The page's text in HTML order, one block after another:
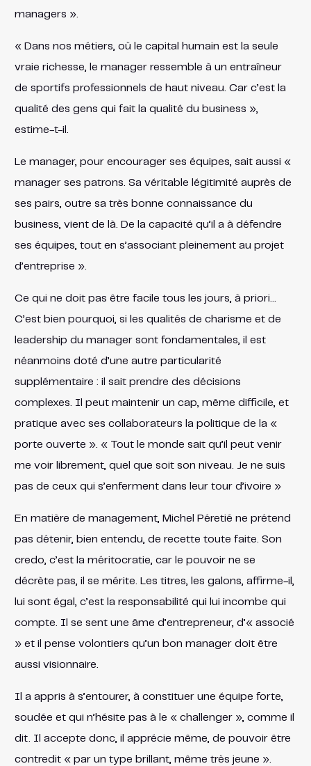
managers ».
« Dans nos métiers, où le capital humain est la seule
vraie richesse, le manager ressemble à un entraîneur
de sportifs professionnels de haut niveau. Car c’est la
qualité des gens qui fait la qualité du business »,
estime-t-il.
Le manager, pour encourager ses équipes, sait aussi «
manager ses patrons. Sa véritable légitimité auprès de
ses pairs, outre sa très bonne connaissance du
business, vient de là. De la capacité qu’il a à défendre
ses équipes, tout en s’associant pleinement au projet
d’entreprise ».
Ce qui ne doit pas être facile tous les jours, à priori…
C’est bien pourquoi, si les qualités de charisme et de
leadership du manager sont fondamentales, il est
néanmoins doté d’une autre particularité
supplémentaire : il sait prendre des décisions
complexes. Il peut maintenir un cap, même difficile, et
pratique avec ses collaborateurs la politique de la «
porte ouverte ». « Tout le monde sait qu’il peut venir
me voir librement, quel que soit son niveau. Je ne suis
pas de ceux qui s’enferment dans leur tour d’ivoire »
En matière de management, Michel Péretié ne prétend
pas détenir, bien entendu, de recette toute faite. Son
credo, c’est la méritocratie, car le pouvoir ne se
décrète pas, il se mérite. Les titres, les galons, affirme-il,
lui sont égal, c’est la responsabilité qui lui incombe qui
compte. Il se sent une âme d’entrepreneur, d’« associé
» et il pense volontiers qu’un bon manager doit être
aussi visionnaire.
Il a appris à s’entourer, à constituer une équipe forte,
soudée et qui n’hésite pas à le « challenger », comme il
dit. Il accepte donc, il apprécie même, de pouvoir être
contredit « par un type brillant, même très jeune ».